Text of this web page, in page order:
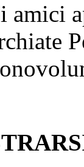
amici